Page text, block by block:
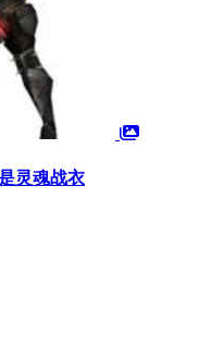
灵魂战衣